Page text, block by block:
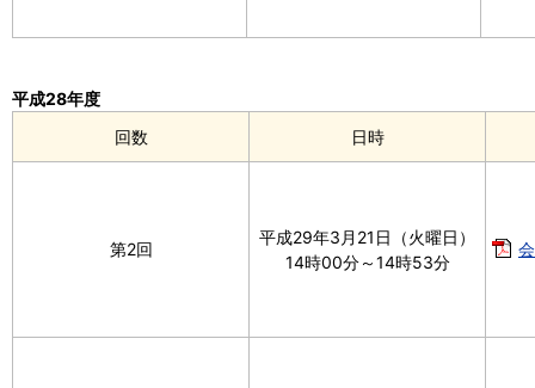
回数 日時
平成28年度
第2回
平成29年3月21日（火曜日）
14時00分～14時53分